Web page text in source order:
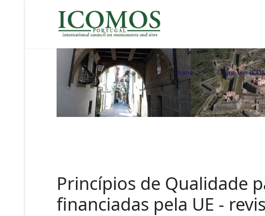
Home O que é o
Princípios de Qualidade
financiadas pela UE -